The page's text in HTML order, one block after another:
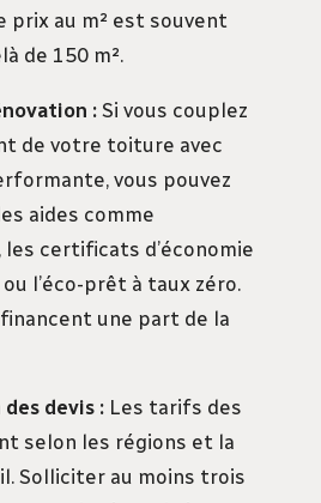
prix au m² est souvent
de 150 m².
: Si vous couplez
de votre toiture avec
vous pouvez
aides comme
les certificats d’économie
ou l’éco-prêt à taux zéro.
une part de la
devis : Les tarifs des
selon les régions et la
Solliciter au moins trois